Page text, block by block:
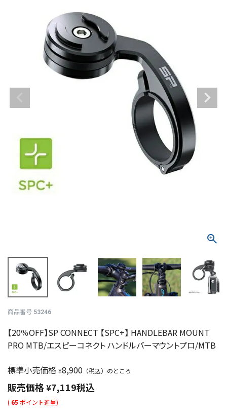
商品番号 53246
【20％OFF】SP CONNECT 【SPC+】 HANDLEBAR MOUNT
PRO MTB/エスピーコネクト ハンドルバーマウントプロ/MTB
標準小売価格 ¥8,900 （税込）のところ
販売価格¥7,119税込
( 65 ポイント進呈)